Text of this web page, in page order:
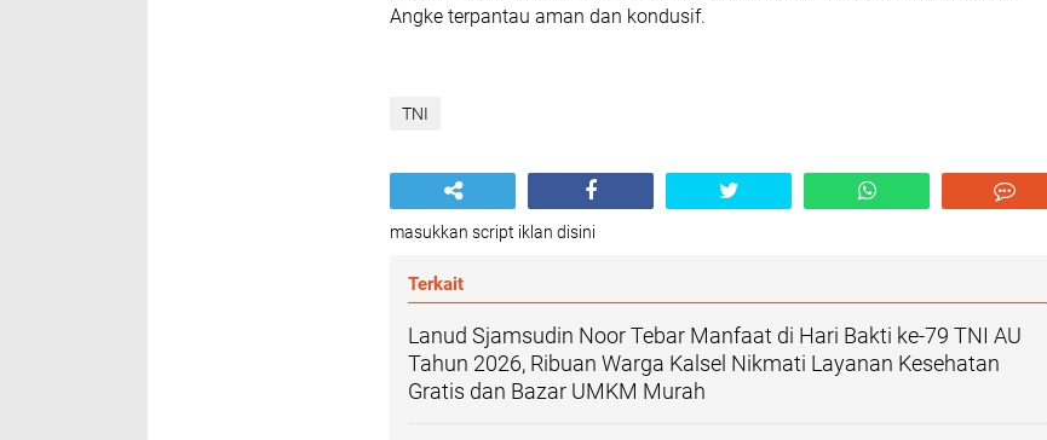
Angke terpantau aman dan kondusif.
TNI
masukkan script iklan disini
Terkait
Lanud Sjamsudin Noor Tebar Manfaat di Hari Bakti ke-79 TNI AU
Tahun 2026, Ribuan Warga Kalsel Nikmati Layanan Kesehatan
Gratis dan Bazar UMKM Murah